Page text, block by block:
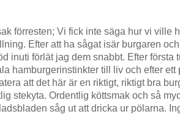
förresten; Vi fick inte säga hur vi ville
Efter att ha sågat isär burgaren
inuti förlät jag dem snabbt. Efter första
hamburgerinstinkter till liv och efter ett
att det här är en riktigt, riktigt bra
stekyta. Ordentlig köttsmak och så
såg ut att dricka ur pölarna.